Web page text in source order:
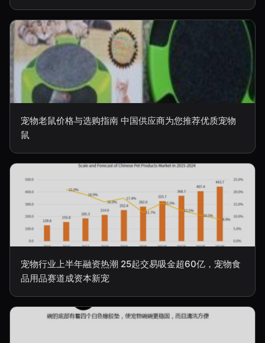
宠物老鼠价格与选购指南 中国供应商为您推荐优质宠物
鼠
宠物行业上半年融资热潮 25起交易吸金超60亿，宠物食
品用品赛道成资本新宠